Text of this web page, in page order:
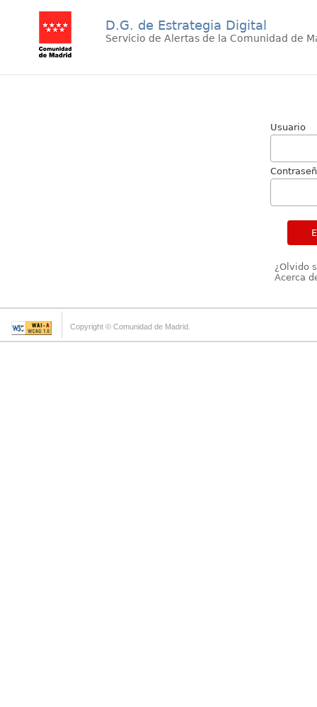
D.G. de Estrategia Digital
Servicio de Alertas de la Comunidad de
Usuario
¿Olvido
Acerca
Copyright © Comunidad de Madrid.